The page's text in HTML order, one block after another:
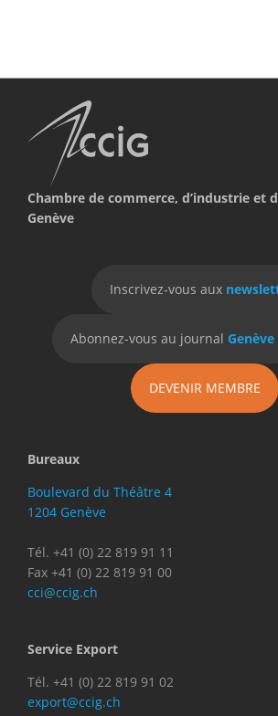
Chambre de commerce, d’industrie et
Genève
Inscrivez-vous aux
Abonnez-vous au journal
DEVENIR MEMBRE
Bureaux
Boulevard du Théâtre 4
1204 Genève
Tél. +41 (0) 22 819 91 11
Fax +41 (0) 22 819 91 00
cci@ccig.ch
Service Export
Tél. +41 (0) 22 819 91 02
export@ccig.ch